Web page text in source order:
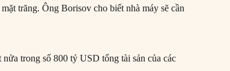
trăng. Ông Borisov cho biết nhà máy sẽ cần
trong số 800 tỷ USD tổng tài sản của các